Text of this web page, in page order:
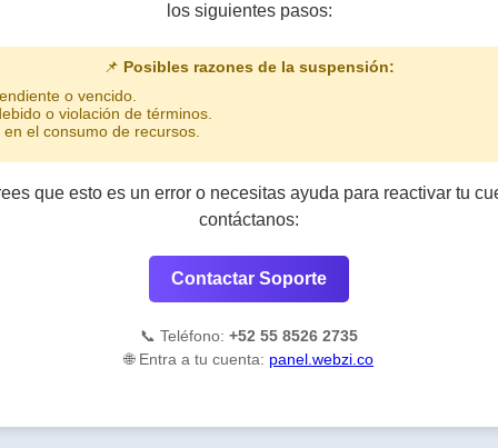
los siguientes pasos:
📌 Posibles razones de la suspensión:
o vencido.
o violación de términos.
en el consumo de recursos.
que esto es un error o necesitas ayuda para reactivar tu
contáctanos:
Contactar Soporte
📞 Teléfono: +52 55 8526 2735
🌐 Entra a tu cuenta: panel.webzi.co